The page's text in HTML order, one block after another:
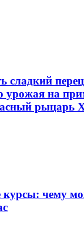
сладкий
урожая на
рыцарь
курсы: чему